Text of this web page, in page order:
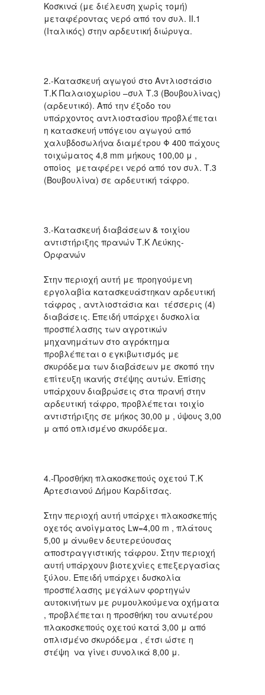
Κοσκινά (με διέλευση χωρίς τομή)
μεταφέροντας νερό από τον συλ. ΙΙ.1
(Ιταλικός) στην αρδευτική διώρυγα.
2.-Κατασκευή αγωγού στο Αντλιοστάσιο
Τ.Κ Παλαιοχωρίου –συλ Τ.3 (Βουβουλίνας)
(αρδευτικό). Από την έξοδο του
υπάρχοντος αντλιοστασίου προβλέπεται
η κατασκευή υπόγειου αγωγού από
χαλυβδοσωλήνα διαμέτρου Φ 400 πάχους
τοιχώματος 4,8 mm μήκους 100,00 μ ,
οποίος μεταφέρει νερό από τον συλ. Τ.3
(Βουβουλίνα) σε αρδευτική τάφρο.
3.-Κατασκευή διαβάσεων & τοιχίου
αντιστήριξης πρανών Τ.Κ Λεύκης-
Ορφανών
Στην περιοχή αυτή με προηγούμενη
εργολαβία κατασκευάστηκαν αρδευτική
τάφρος , αντλιοστάσια και τέσσερις (4)
διαβάσεις. Επειδή υπάρχει δυσκολία
προσπέλασης των αγροτικών
μηχανημάτων στο αγρόκτημα
προβλέπεται ο εγκιβωτισμός με
σκυρόδεμα των διαβάσεων με σκοπό την
επίτευξη ικανής στέψης αυτών. Επίσης
υπάρχουν διαβρώσεις στα πρανή στην
αρδευτική τάφρο, προβλέπεται τοιχίο
αντιστήριξης σε μήκος 30,00 μ , ύψους 3,00
μ από οπλισμένο σκυρόδεμα.
4.-Προσθήκη πλακοσκεπούς οχετού Τ.Κ
Αρτεσιανού Δήμου Καρδίτσας.
Στην περιοχή αυτή υπάρχει πλακοσκεπής
οχετός ανοίγματος Lw=4,00 m , πλάτους
5,00 μ άνωθεν δευτερεύουσας
αποστραγγιστικής τάφρου. Στην περιοχή
αυτή υπάρχουν βιοτεχνίες επεξεργασίας
ξύλου. Επειδή υπάρχει δυσκολία
προσπέλασης μεγάλων φορτηγών
αυτοκινήτων με ρυμουλκούμενα οχήματα
, προβλέπεται η προσθήκη του ανωτέρου
πλακοσκεπούς οχετού κατά 3,00 μ από
οπλισμένο σκυρόδεμα , έτσι ώστε η
στέψη να γίνει συνολικά 8,00 μ.